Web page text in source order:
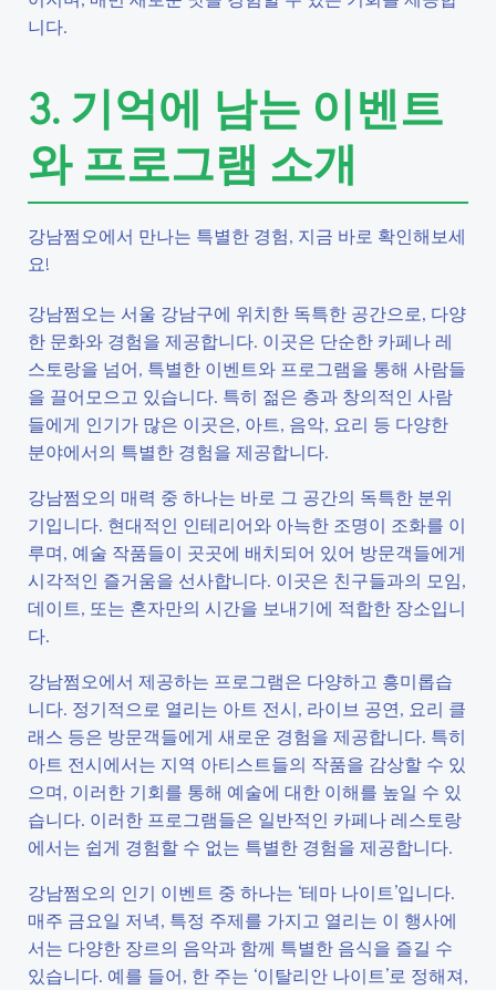
니다.
3. 기억에 남는 이벤트
와 프로그램 소개
강남쩜오에서 만나는 특별한 경험, 지금 바로 확인해보세
요!
강남쩜오는 서울 강남구에 위치한 독특한 공간으로, 다양
한 문화와 경험을 제공합니다. 이곳은 단순한 카페나 레
스토랑을 넘어, 특별한 이벤트와 프로그램을 통해 사람들
을 끌어모으고 있습니다. 특히 젊은 층과 창의적인 사람
들에게 인기가 많은 이곳은, 아트, 음악, 요리 등 다양한
분야에서의 특별한 경험을 제공합니다.
강남쩜오의 매력 중 하나는 바로 그 공간의 독특한 분위
기입니다. 현대적인 인테리어와 아늑한 조명이 조화를 이
루며, 예술 작품들이 곳곳에 배치되어 있어 방문객들에게
시각적인 즐거움을 선사합니다. 이곳은 친구들과의 모임,
데이트, 또는 혼자만의 시간을 보내기에 적합한 장소입니
다.
강남쩜오에서 제공하는 프로그램은 다양하고 흥미롭습
니다. 정기적으로 열리는 아트 전시, 라이브 공연, 요리 클
래스 등은 방문객들에게 새로운 경험을 제공합니다. 특히
아트 전시에서는 지역 아티스트들의 작품을 감상할 수 있
으며, 이러한 기회를 통해 예술에 대한 이해를 높일 수 있
습니다. 이러한 프로그램들은 일반적인 카페나 레스토랑
에서는 쉽게 경험할 수 없는 특별한 경험을 제공합니다.
강남쩜오의 인기 이벤트 중 하나는 ‘테마 나이트’입니다.
매주 금요일 저녁, 특정 주제를 가지고 열리는 이 행사에
서는 다양한 장르의 음악과 함께 특별한 음식을 즐길 수
있습니다. 예를 들어, 한 주는 ‘이탈리안 나이트’로 정해져,